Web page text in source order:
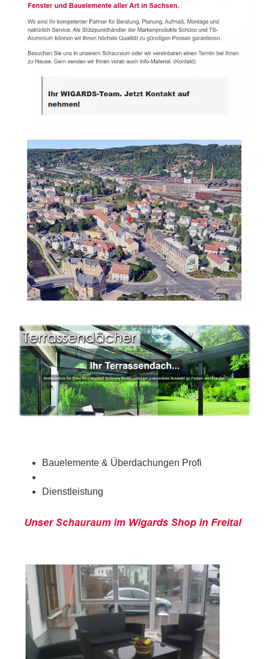
Bauelemente & Überdachungen Profi
Dienstleistung